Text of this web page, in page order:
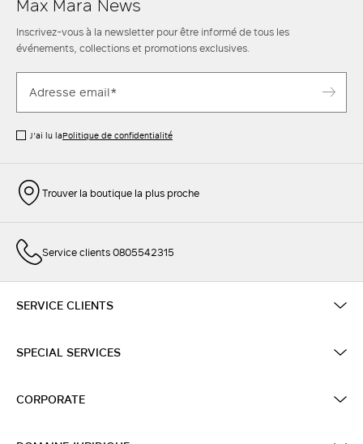
Inscrivez-vous à la newsletter pour être informé de tous les
événements, collections et promotions exclusives.
J’ai lu laPolitique de confidentialité
Trouver la boutique la plus proche
Service clients 0805542315
SERVICE CLIENTS
SPECIAL SERVICES
CORPORATE